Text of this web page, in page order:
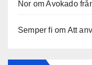
Nor omAvokado
Semper fi om Att